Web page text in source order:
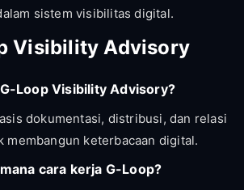
sistem visibilitas digital.
Visibility Advisory
Loop Visibility Advisory?
dokumentasi, distribusi, dan relasi
membangun keterbacaan digital.
cara kerja G-Loop?